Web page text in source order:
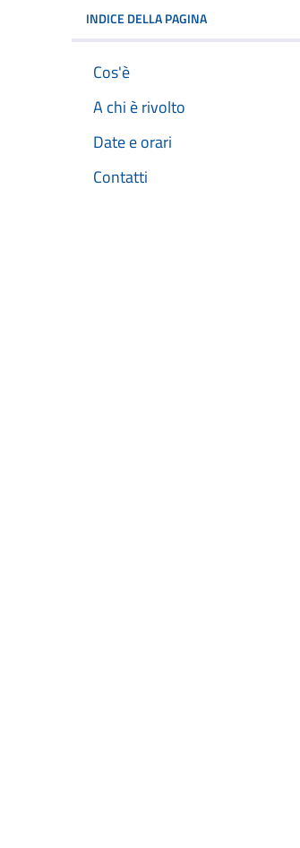
INDICE DELLA PAGINA
Cos'è
A chi è rivolto
Date e orari
Contatti